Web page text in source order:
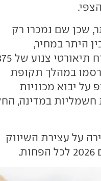
שכן שם נמכרו רק
היתר במחיר,
שהתחיל ב-61 אלף דולר לגרסה עם טווח
במהלך תקופת
יבוא מכוניות
חשמליות במדינה,
על עצירת השיווק